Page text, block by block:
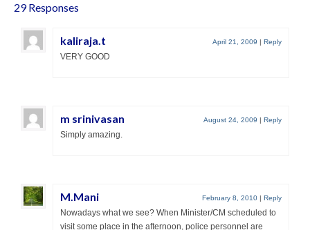
நினைவிடம்
மணி மண்டபம்
மணி மொழிகள்
விருட்சம் வித்தானது
29 Responses
kaliraja.t April 21, 2009 | Reply
VERY GOOD
m srinivasan August 24, 2009 | Reply
Simply amazing.
M.Mani February 8, 2010 | Reply
Nowadays what we see? When Minister/CM scheduled to
visit some place in the afternoon, police personnel are